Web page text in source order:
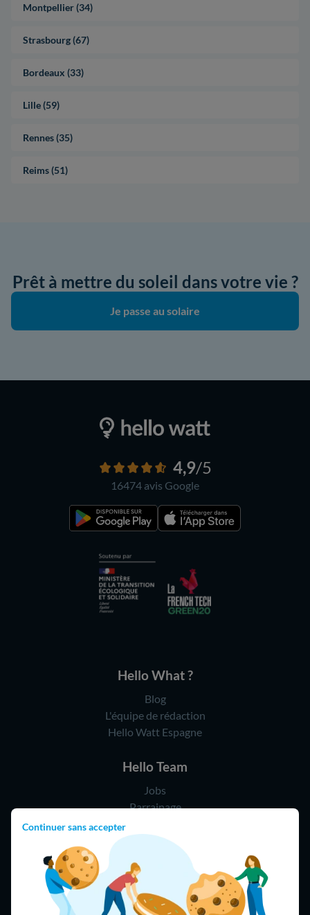
Continuer sans accepter
Montpellier (34)
Strasbourg (67)
Bordeaux (33)
Lille (59)
Rennes (35)
Reims (51)
Prêt à mettre du soleil dans votre vie ?
Je passe au solaire
4,9/5
16474 avis Google
Hello What ?
Blog
L'équipe de rédaction
Hello Watt Espagne
Hello Team
Jobs
Parrainage
Rejoindre notre réseau d'artisans
09 75 18 60 60
(8h-21h)
75018 Paris